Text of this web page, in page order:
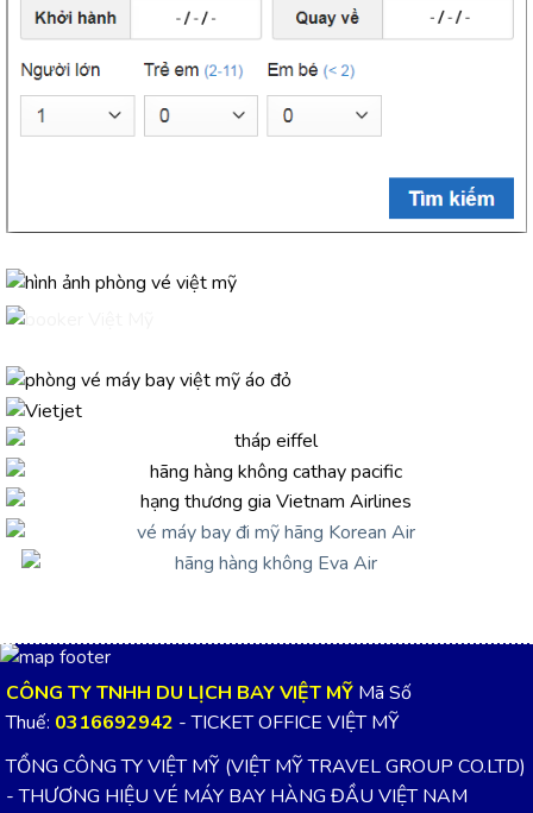
CÔNG TY TNHH DU LỊCH BAY VIỆT MỸ Mã Số
Thuế: 0316692942 - TICKET OFFICE VIỆT MỸ
TỔNG CÔNG TY VIỆT MỸ (VIỆT MỸ TRAVEL GROUP CO.LTD)
- THƯƠNG HIỆU VÉ MÁY BAY HÀNG ĐẦU VIỆT NAM